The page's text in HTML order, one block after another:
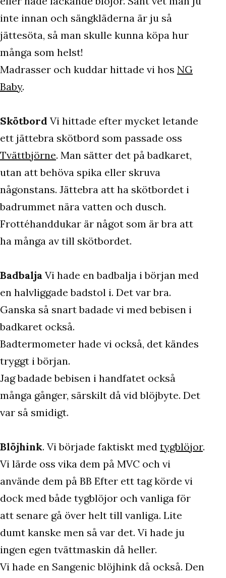
inte innan och sängkläderna är ju så
jättesöta, så man skulle kunna köpa hur
många som helst!
Madrasser och kuddar hittade vi hos NG
Baby.
Skötbord Vi hittade efter mycket letande
ett jättebra skötbord som passade oss
Tvättbjörne. Man sätter det på badkaret,
utan att behöva spika eller skruva
någonstans. Jättebra att ha skötbordet i
badrummet nära vatten och dusch.
Frottéhanddukar är något som är bra att
ha många av till skötbordet.
Badbalja Vi hade en badbalja i början med
en halvliggade badstol i. Det var bra.
Ganska så snart badade vi med bebisen i
badkaret också.
Badtermometer hade vi också, det kändes
tryggt i början.
Jag badade bebisen i handfatet också
många gånger, särskilt då vid blöjbyte. Det
var så smidigt.
Blöjhink. Vi började faktiskt med tygblöjor.
Vi lärde oss vika dem på MVC och vi
använde dem på BB Efter ett tag körde vi
dock med både tygblöjor och vanliga för
att senare gå över helt till vanliga. Lite
dumt kanske men så var det. Vi hade ju
ingen egen tvättmaskin då heller.
Vi hade en Sangenic blöjhink då också. Den